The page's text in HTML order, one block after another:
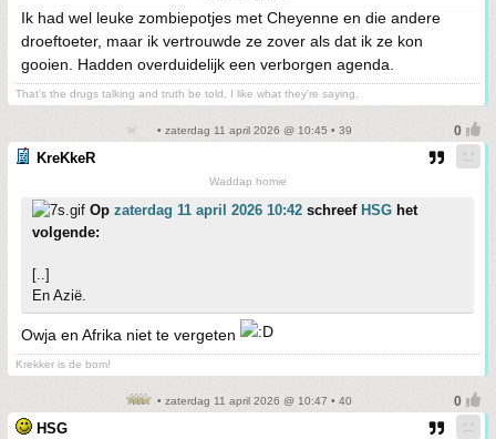
Ik had wel leuke zombiepotjes met Cheyenne en die andere
droeftoeter, maar ik vertrouwde ze zover als dat ik ze kon
gooien. Hadden overduidelijk een verborgen agenda.
That's the drugs talking and truth be told, I like what they're saying.
• zaterdag 11 april 2026 @ 10:45 • 39
KreKkeR
Waddap homie
Op zaterdag 11 april 2026 10:42 schreef HSG het
volgende:
[..]
En Azië.
Owja en Afrika niet te vergeten
Krekker is de bom!
• zaterdag 11 april 2026 @ 10:47 • 40
HSG